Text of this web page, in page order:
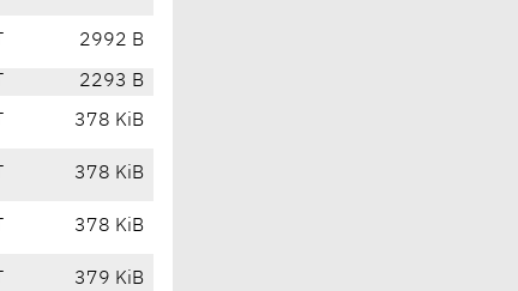
2992 B
2293 B
378 KiB
378 KiB
378 KiB
379 KiB